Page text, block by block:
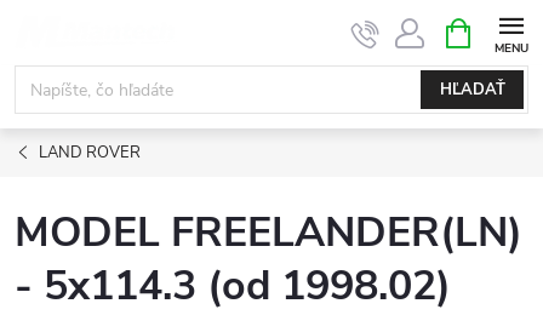
obsah
HĽADAŤ
KOŠÍK
LAND ROVER
MODEL FREELANDER(LN)
- 5x114.3 (od 1998.02)